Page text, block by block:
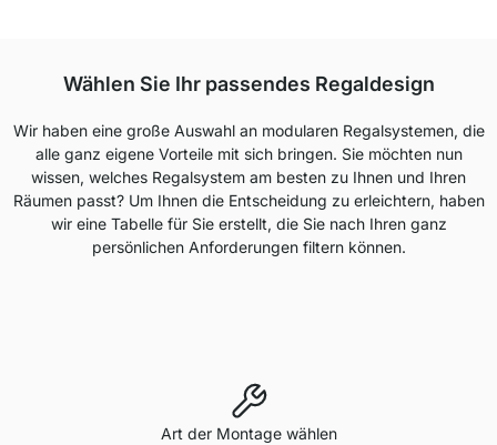
Wählen Sie Ihr passendes Regaldesign
Wir haben eine große Auswahl an modularen Regalsystemen, die
alle ganz eigene Vorteile mit sich bringen. Sie möchten nun
wissen, welches Regalsystem am besten zu Ihnen und Ihren
Räumen passt? Um Ihnen die Entscheidung zu erleichtern, haben
wir eine Tabelle für Sie erstellt, die Sie nach Ihren ganz
persönlichen Anforderungen filtern können.
Art der Montage wählen